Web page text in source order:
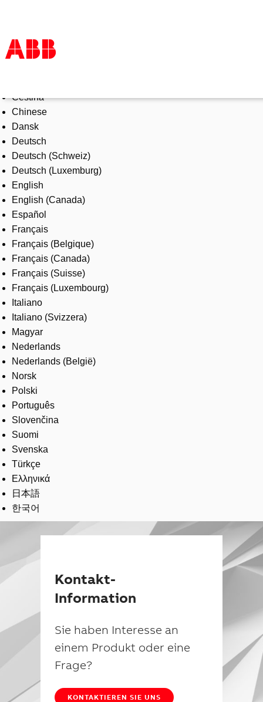
Produkte und Leistungen
Branchenlösungen
Service
Über uns
Vertriebspartner finden
Kontakt
Karriere
Čeština
Chinese
Dansk
Deutsch
Deutsch (Schweiz)
Deutsch (Luxemburg)
English
English (Canada)
Español
Français
Français (Belgique)
Français (Canada)
Français (Suisse)
Français (Luxembourg)
Italiano
Italiano (Svizzera)
Magyar
Nederlands
Nederlands (België)
Norsk
Polski
Português
Slovenčina
Suomi
Svenska
Türkçe
Ελληνικά
日本語
한국어
Kontakt-
Information
Sie haben Interesse an
einem Produkt oder eine
Frage?
KONTAKTIEREN SIE UNS